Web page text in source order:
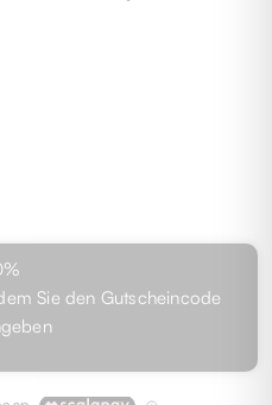
Sie den Gutscheincode